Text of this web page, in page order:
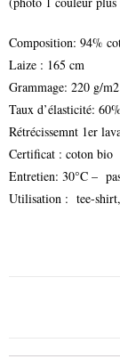
Composition: 94%
Laize : 165 cm
Grammage: 220 g/m2
Taux d’élasticité: 60%
Rétrécissemnt 1er
Certificat : coton bio
Entretien: 30°C –
Utilisation : tee-shirt,